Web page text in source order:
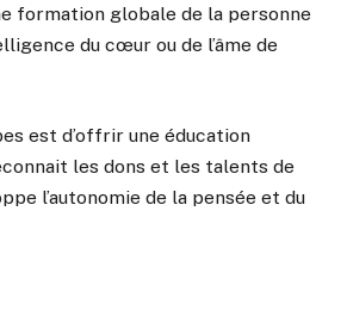
formation globale de la personne
du cœur ou de l’âme de
est d’offrir une éducation
les dons et les talents de
l’autonomie de la pensée et du